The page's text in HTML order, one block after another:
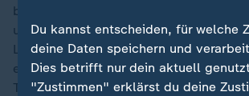
befahren werden. Zwischen Hamburg
und Uelzen verkehrte stündlich ein
Linie RE3/RB31 durchgehend in jede
ein Sprecher des Bahnunternehmens.
Teilausfällen und Verspätungen durch
Du kannst entscheiden, für welche
deine Daten speichern und
Dies betrifft nur dein aktuell
"Zustimmen" erklärst du deine